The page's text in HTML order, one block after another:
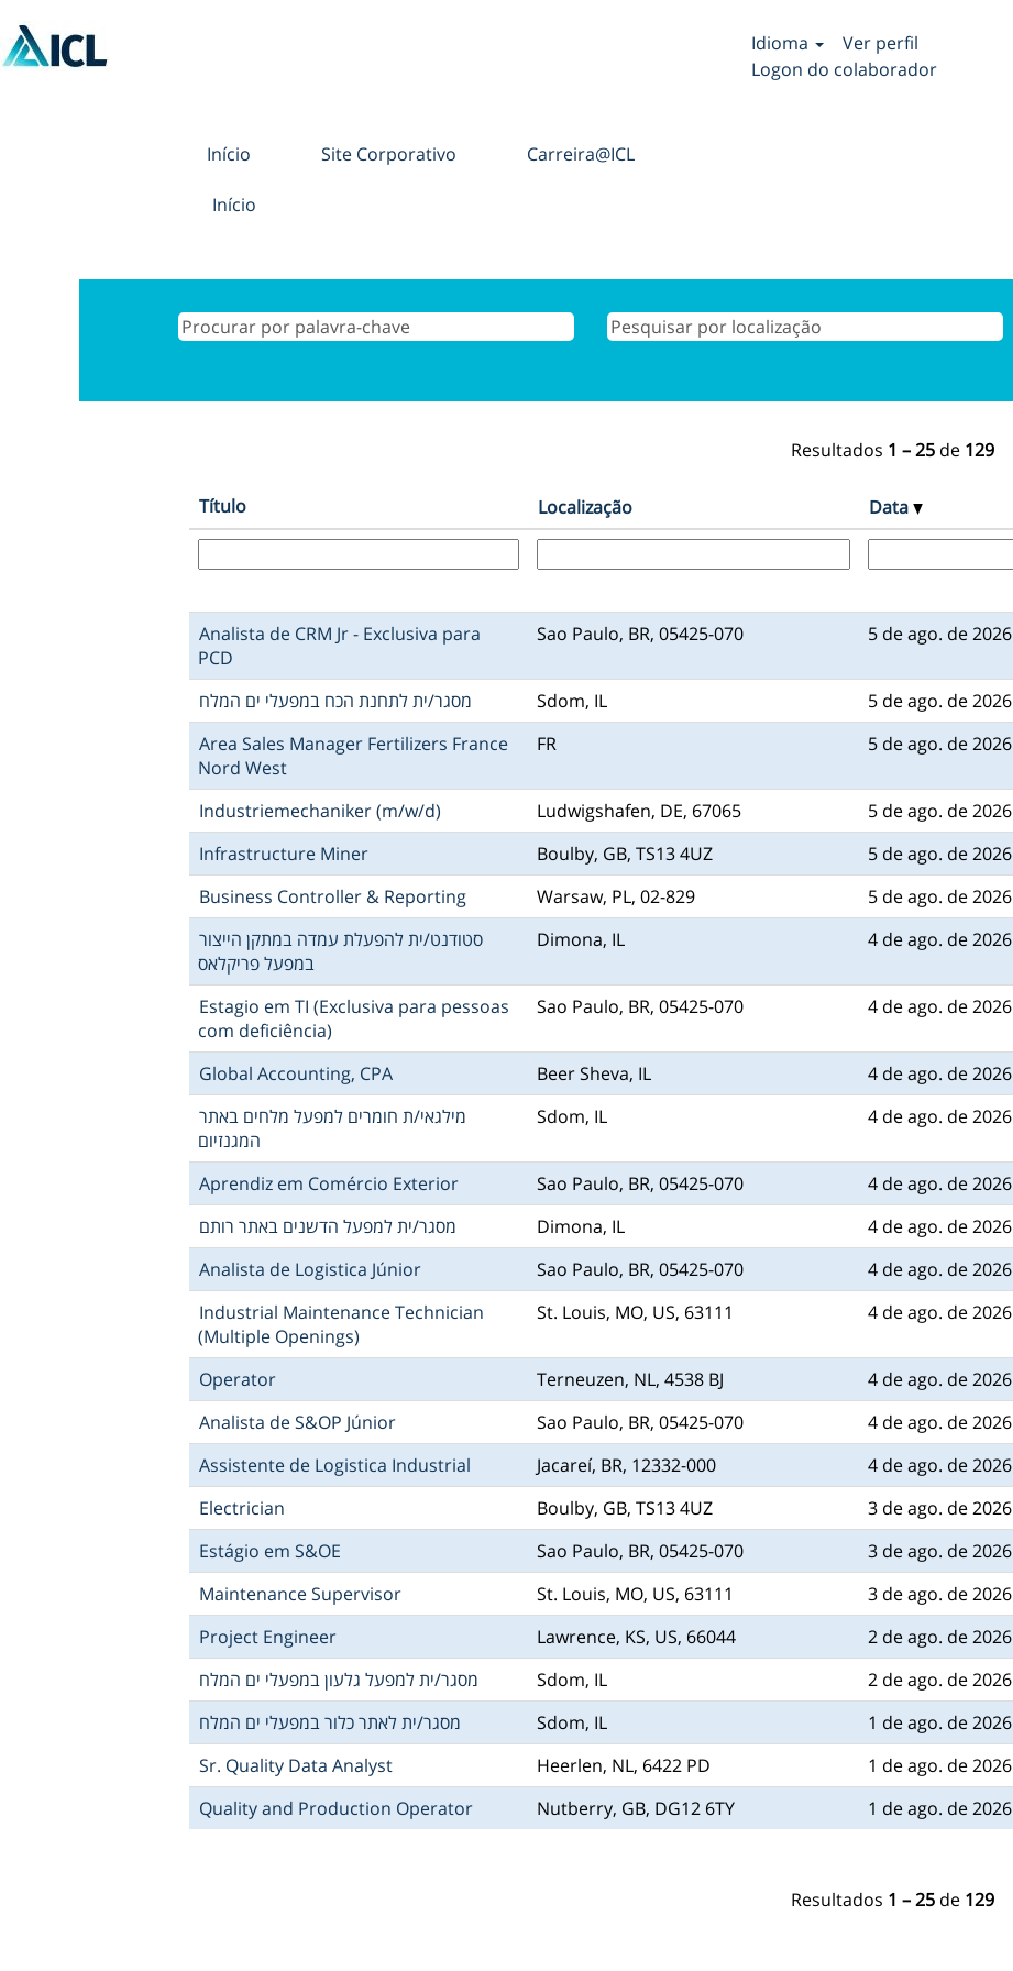
Idioma
Ver perfil
Logon do colaborador
Início Site Corporativo Carreira@ICL
Início
Resultados 1 – 25 de 129
Título Localização Data
Analista de CRM Jr - Exclusiva para
PCD
Sao Paulo, BR, 05425-070 5 de ago. de 2026
מסגר/ית לתחנת הכח במפעלי ים המלח Sdom, IL
5 de ago. de 2026
Area Sales Manager Fertilizers France
Nord West
FR 5 de ago. de 2026
Industriemechaniker (m/w/d) Ludwigshafen, DE, 67065
5 de ago. de 2026
Infrastructure Miner
Boulby, GB, TS13 4UZ
5 de ago. de 2026
Business Controller & Reporting
Warsaw, PL, 02-829
5 de ago. de 2026
סטודנט/ית להפעלת עמדה במתקן הייצור
במפעל פריקלאס
Dimona, IL 4 de ago. de 2026
Estagio em TI (Exclusiva para pessoas
com deficiência)
Sao Paulo, BR, 05425-070 4 de ago. de 2026
Global Accounting, CPA Beer Sheva, IL
4 de ago. de 2026
מילגאי/ת חומרים למפעל מלחים באתר
המגנזיום
Sdom, IL 4 de ago. de 2026
Aprendiz em Comércio Exterior Sao Paulo, BR, 05425-070
4 de ago. de 2026
מסגר/ית למפעל הדשנים באתר רותם
Dimona, IL
4 de ago. de 2026
Analista de Logistica Júnior
Sao Paulo, BR, 05425-070
4 de ago. de 2026
Industrial Maintenance Technician
(Multiple Openings)
St. Louis, MO, US, 63111 4 de ago. de 2026
Operator Terneuzen, NL, 4538 BJ
4 de ago. de 2026
Analista de S&OP Júnior
Sao Paulo, BR, 05425-070
4 de ago. de 2026
Assistente de Logistica Industrial
Jacareí, BR, 12332-000
4 de ago. de 2026
Electrician
Boulby, GB, TS13 4UZ
3 de ago. de 2026
Estágio em S&OE
Sao Paulo, BR, 05425-070
3 de ago. de 2026
Maintenance Supervisor
St. Louis, MO, US, 63111
3 de ago. de 2026
Project Engineer
Lawrence, KS, US, 66044
2 de ago. de 2026
מסגר/ית למפעל גלעון במפעלי ים המלח
Sdom, IL
2 de ago. de 2026
מסגר/ית לאתר כלור במפעלי ים המלח
Sdom, IL
1 de ago. de 2026
Sr. Quality Data Analyst
Heerlen, NL, 6422 PD
1 de ago. de 2026
Quality and Production Operator
Nutberry, GB, DG12 6TY 1 de ago. de 2026
Resultados 1 – 25 de 129